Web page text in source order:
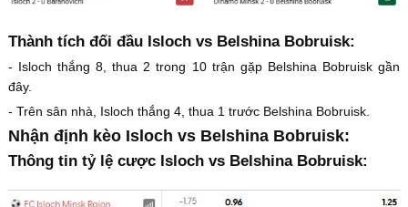
Thành tích đối đầu Isloch vs Belshina Bobruisk:
- Isloch thắng 8, thua 2 trong 10 trận gặp Belshina Bobruisk gần
đây.
- Trên sân nhà, Isloch thắng 4, thua 1 trước Belshina Bobruisk.
Nhận định kèo Isloch vs Belshina Bobruisk:
Thông tin tỷ lệ cược Isloch vs Belshina Bobruisk: